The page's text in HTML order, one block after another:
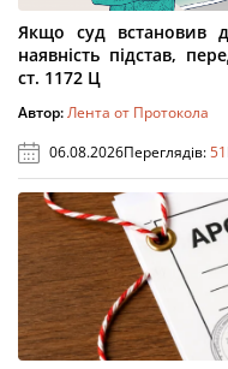
Якщо суд встановив
наявність підстав,
ст. 1172 Ц
Автор:Лента от Протокола
06.08.2026Переглядів:51